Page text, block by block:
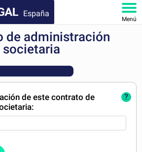
España
Menú
de administración
societaria
de este contrato de
?